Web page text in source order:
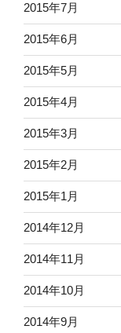
2015年7月
2015年6月
2015年5月
2015年4月
2015年3月
2015年2月
2015年1月
2014年12月
2014年11月
2014年10月
2014年9月